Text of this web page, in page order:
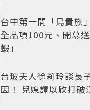
台中第一間「鳥貴族
全品項100元、開幕
蝦」
台玻夫人徐莉玲談長
因！ 兒媳譚以欣打破